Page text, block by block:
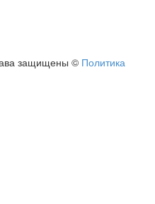
защищены © Политика